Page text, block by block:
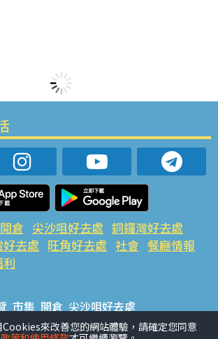
開倉 尖沙咀好去處 銅鑼灣好去處
好去處 旺角好去處 社會 餐廳情報
市集 開倉 尖沙咀好去處
好去處 荃灣好去處 旺角好去處 社會
來改善您的網站體驗，請確定您同意